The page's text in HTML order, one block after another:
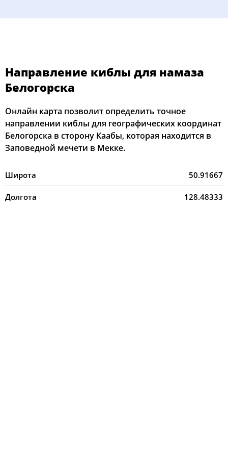
Направление киблы для намаза
Белогорска
Онлайн карта позволит определить точное
направлении киблы для географических координат
Белогорска в сторону Каабы, которая находится в
Заповедной мечети в Мекке.
Широта 50.91667
Долгота 128.48333